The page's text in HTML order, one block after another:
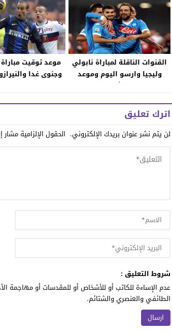
القنوات الناقلة لمباراة نابولي
وليجيا وارسو اليوم وموعد
توقيت مقابلة الأزوري والترددات
موعد توقيت مباراة
وجنوى غدا
اترك تعليق
لن يتم نشر عنوان بريدك الإلكتروني. الحقول الإلزامية مشار
شروط التعليق :
عدم الإساءة للكاتب أو للأشخاص أو للمقدسات أو مهاجمة
الطائفي والعنصري والشتائم.